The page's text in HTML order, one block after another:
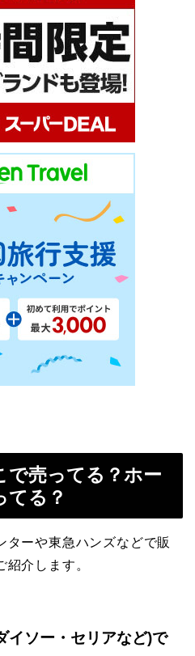
で売ってる？ホー
てる？
ターや東急ハンズなどで販
介します。
イソー・セリアなど)で